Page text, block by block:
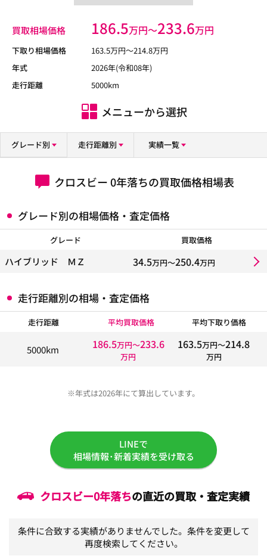
買取相場価格 186.5万円〜233.6万円
下取り相場価格 163.5万円〜214.8万円
年式
2026年(令和08年)
走行距離
5000km
メニューから選択
グレード別 走行距離別 実績一覧
クロスビー 0年落ちの買取価格相場表
グレード別の相場価格・査定価格
グレード 買取価格
ハイブリッド ＭＺ 34.5万円〜250.4万円
走行距離別の相場・査定価格
走行距離 平均買取価格 平均下取り価格
5000km 186.5万円〜233.6
万円
163.5万円〜214.8
万円
※年式は2026年にて算出しています。
LINEで
相場情報･新着実績を受け取る
クロスビー0年落ちの直近の買取・査定実績
条件に合致する実績がありませんでした。条件を変更して
再度検索してください。